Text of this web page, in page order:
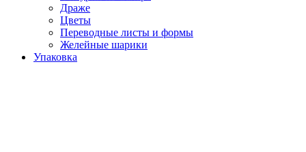
Драже
Цветы
Переводные листы и формы
Желейные шарики
Упаковка